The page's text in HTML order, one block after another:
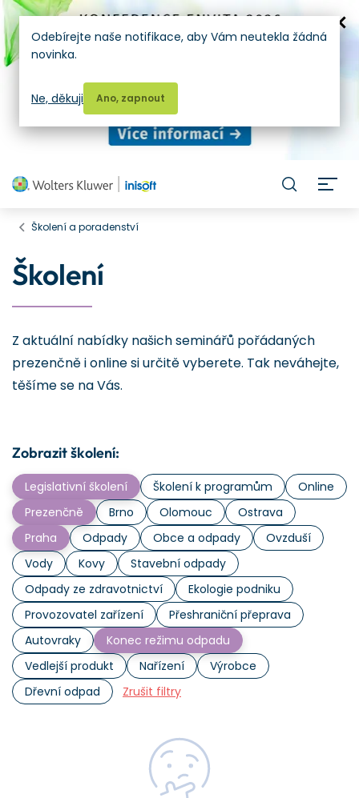
Školení a poradenství
Školení
Z aktuální nabídky našich seminářů pořádaných
prezenčně i online si určitě vyberete. Tak neváhejte,
těšíme se na Vás.
Zobrazit školení:
Legislativní školení Školení k programům
Online
Prezenčně
Brno Olomouc
Ostrava
Praha
Odpady Obce a odpady
Ovzduší
Vody
Kovy
Stavební odpady
Odpady ze zdravotnictví
Ekologie podniku
Provozovatel zařízení
Přeshraniční přeprava
Autovraky
Konec režimu odpadu
Vedlejší produkt
Nařízení
Výrobce
Dřevní odpad
Zrušit filtry
Odebírejte naše notifikace, aby Vám neutekla žádná
novinka.
Ano, zapnout
Ne, děkuji